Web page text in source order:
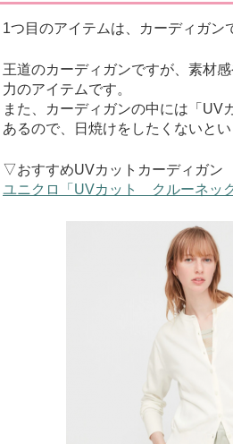
1つ目のアイテムは、カーディガン
王道のカーディガンですが、素材
力のアイテムです。
また、カーディガンの中には「UV
あるので、日焼けをしたくないと
▽おすすめUVカットカーディガン
ユニクロ「UVカット クルーネッ